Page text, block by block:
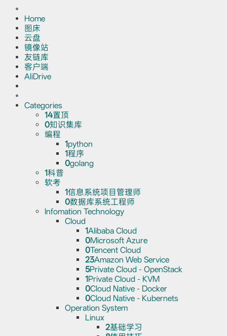
Home
图床
云盘
镜像站
友链库
客户端
AliDrive
Categories
14置顶
0知识集库
编程
1python
1程序
0golang
1科普
软考
1信息系统项目管理师
0数据库系统工程师
Infomation Technology
Cloud
1Alibaba Cloud
0Microsoft Azure
0Tencent Cloud
23Amazon Web Service
5Private Cloud - OpenStack
1Private Cloud - KVM
0Cloud Native - Docker
0Cloud Native - Kubernets
Operation System
Linux
2基础学习